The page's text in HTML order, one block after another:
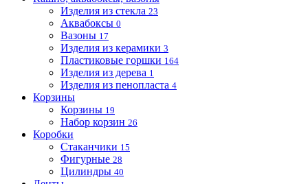
Изделия из стекла 23
Аквабоксы 0
Вазоны 17
Изделия из керамики 3
Пластиковые горшки 164
Изделия из дерева 1
Изделия из пенопласта 4
Корзины
Корзины 19
Набор корзин 26
Коробки
Стаканчики 15
Фигурные 28
Цилиндры 40